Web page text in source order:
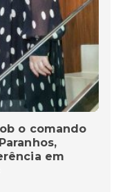
o comando
em